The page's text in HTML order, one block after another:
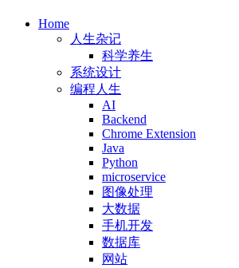
Home
人生杂记
科学养生
系统设计
编程人生
AI
Backend
Chrome Extension
Java
Python
microservice
图像处理
大数据
手机开发
数据库
网站